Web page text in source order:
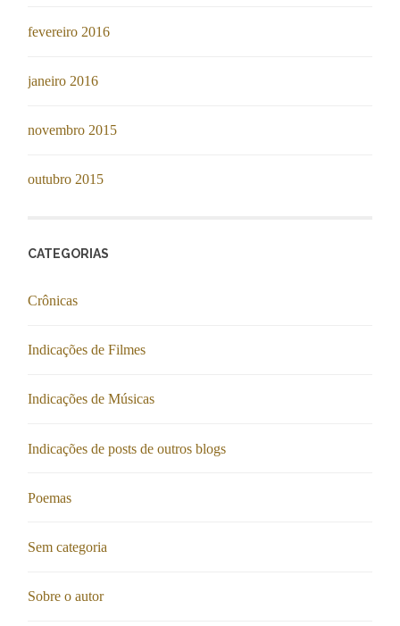
fevereiro 2016
janeiro 2016
novembro 2015
outubro 2015
CATEGORIAS
Crônicas
Indicações de Filmes
Indicações de Músicas
Indicações de posts de outros blogs
Poemas
Sem categoria
Sobre o autor